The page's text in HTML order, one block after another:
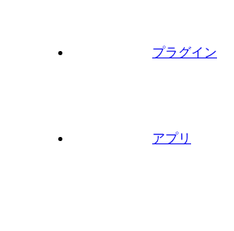
プラグイン
アプリ